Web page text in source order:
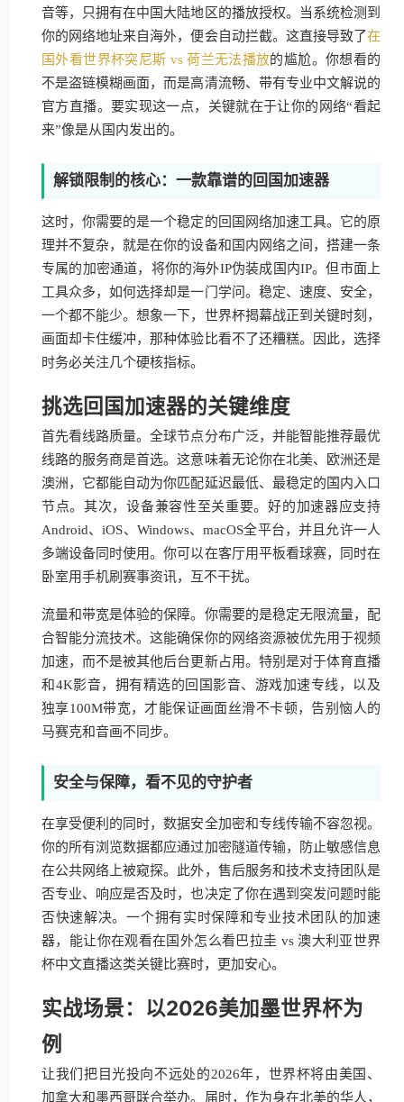
音等，只拥有在中国大陆地区的播放授权。当系统检测到
你的网络地址来自海外，便会自动拦截。这直接导致了在
国外看世界杯突尼斯 vs 荷兰无法播放的尴尬。你想看的
不是盗链模糊画面，而是高清流畅、带有专业中文解说的
官方直播。要实现这一点，关键就在于让你的网络“看起
来”像是从国内发出的。
解锁限制的核心：一款靠谱的回国加速器
这时，你需要的是一个稳定的回国网络加速工具。它的原
理并不复杂，就是在你的设备和国内网络之间，搭建一条
专属的加密通道，将你的海外IP伪装成国内IP。但市面上
工具众多，如何选择却是一门学问。稳定、速度、安全，
一个都不能少。想象一下，世界杯揭幕战正到关键时刻，
画面却卡住缓冲，那种体验比看不了还糟糕。因此，选择
时务必关注几个硬核指标。
挑选回国加速器的关键维度
首先看线路质量。全球节点分布广泛，并能智能推荐最优
线路的服务商是首选。这意味着无论你在北美、欧洲还是
澳洲，它都能自动为你匹配延迟最低、最稳定的国内入口
节点。其次，设备兼容性至关重要。好的加速器应支持
Android、iOS、Windows、macOS全平台，并且允许一人
多端设备同时使用。你可以在客厅用平板看球赛，同时在
卧室用手机刷赛事资讯，互不干扰。
流量和带宽是体验的保障。你需要的是稳定无限流量，配
合智能分流技术。这能确保你的网络资源被优先用于视频
加速，而不是被其他后台更新占用。特别是对于体育直播
和4K影音，拥有精选的回国影音、游戏加速专线，以及
独享100M带宽，才能保证画面丝滑不卡顿，告别恼人的
马赛克和音画不同步。
安全与保障，看不见的守护者
在享受便利的同时，数据安全加密和专线传输不容忽视。
你的所有浏览数据都应通过加密隧道传输，防止敏感信息
在公共网络上被窥探。此外，售后服务和技术支持团队是
否专业、响应是否及时，也决定了你在遇到突发问题时能
否快速解决。一个拥有实时保障和专业技术团队的加速
器，能让你在观看在国外怎么看巴拉圭 vs 澳大利亚世界
杯中文直播这类关键比赛时，更加安心。
实战场景：以2026美加墨世界杯为
例
让我们把目光投向不远处的2026年，世界杯将由美国、
加拿大和墨西哥联合举办。届时，作为身在北美的华人，